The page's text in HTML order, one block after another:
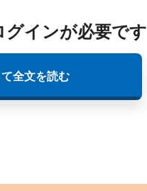
インが必要です
全文を読む